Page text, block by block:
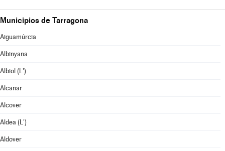
Municipios de Tarragona
Aiguamúrcia
Albinyana
Albiol (L')
Alcanar
Alcover
Aldea (L')
Aldover